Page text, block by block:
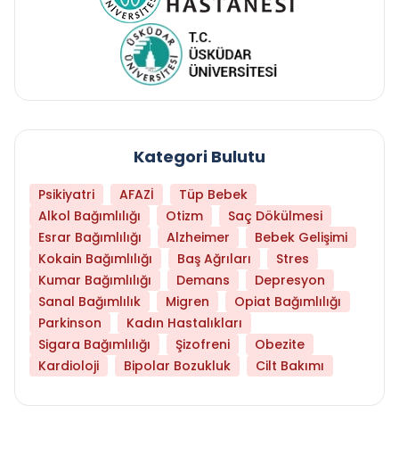
Kategori Bulutu
Psikiyatri AFAZİ
Tüp Bebek
Alkol Bağımlılığı
Otizm
Saç Dökülmesi
Esrar Bağımlılığı
Alzheimer
Bebek Gelişimi
Kokain Bağımlılığı
Baş Ağrıları
Stres
Kumar Bağımlılığı
Demans
Depresyon
Sanal Bağımlılık
Migren
Opiat Bağımlılığı
Parkinson
Kadın Hastalıkları
Sigara Bağımlılığı
Şizofreni
Obezite
Kardioloji
Bipolar Bozukluk Cilt Bakımı